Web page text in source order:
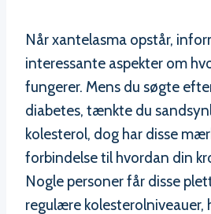
Når xantelasma opstår,
interessante aspekter om
fungerer. Mens du søgte
diabetes, tænkte du
kolesterol, dog har disse
forbindelse til hvordan din
Nogle personer får disse
regulære kolesterolniveauer,